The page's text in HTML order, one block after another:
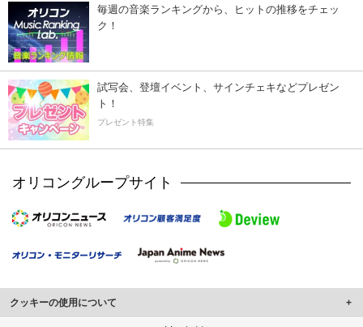
毎週の音楽ランキングから、ヒットの推移をチェッ
ク！
試写会、登壇イベント、サインチェキなどプレゼン
ト！
プレゼント特集
オリコングループサイト
クッキーの使用について